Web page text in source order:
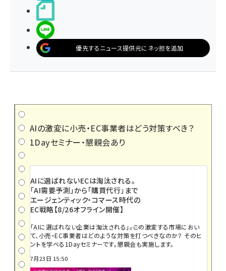
優先するニュース提供元にネッ担を追加
AIの激変に小売・EC事業者はどう対策すべき？
1Dayセミナー・懇親会あり
AIに選ばれないECは淘汰される。
「AI需要予測」から「購買代行」まで
エージェンティック・コマース時代の
EC戦略【8/26オフライン開催】
「AIに選ばれない企業は淘汰される」――。この激変する市場におい
て、小売・EC事業者はどのような対策を打つべきなのか？ そのヒ
ントを学べる1Dayセミナーです。懇親会も実施します。
7月23日 15:50